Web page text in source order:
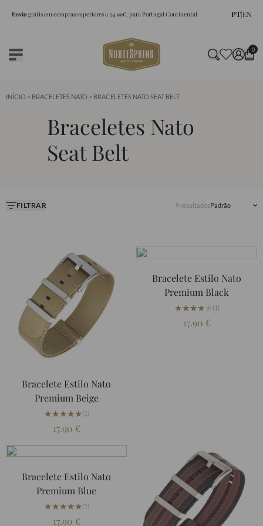
Enviográtis em compras superiores a 34.99€, para Portugal Continental PT|EN
0
INÍCIO > BRACELETES NATO > BRACELETES NATO SEAT BELT
Braceletes Nato
Seat Belt
FILTRAR 9 resultados
Bracelete Estilo Nato
Premium Beige
★★★★★
★★★★★(1)
17.90 €
Bracelete Estilo Nato
Premium Black
★★★★★
★★★★★ (1)
17.90 €
Bracelete Estilo Nato
Premium Blue
★★★★★
★★★★★(1)
17.90 €